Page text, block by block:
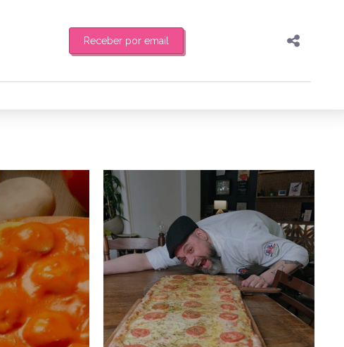
Receber por email
feira de manhã o resumo
Compartilhar
Publicar no Facebook
Publicar no X